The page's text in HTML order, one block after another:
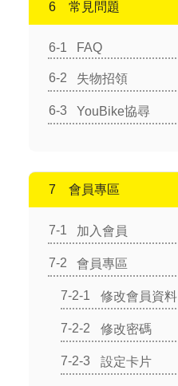
常見問題
FAQ
失物招領
YouBike協尋
會員專區
加入會員
會員專區
修改會員資料
修改密碼
設定卡片